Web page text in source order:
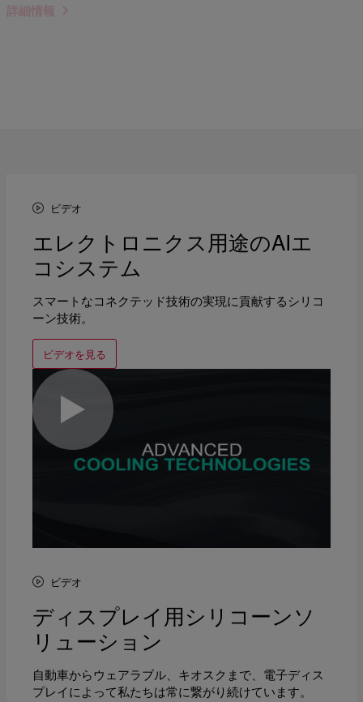
詳細情報
ビデオ
エレクトロニクス用途のAIエ
コシステム
スマートなコネクテッド技術の実現に貢献するシリコ
ーン技術。
ビデオを見る
ビデオ
ディスプレイ用シリコーンソ
リューション
自動車からウェアラブル、キオスクまで、電子ディス
プレイによって私たちは常に繋がり続けています。